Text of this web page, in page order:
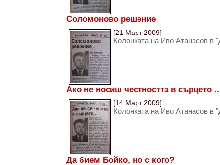
Соломоново решение
[21 Март 2009]
Колонката на Иво Атанасов в
Ако не носиш честността в сърцето
[14 Март 2009]
Колонката на Иво Атанасов в
Да бием Бойко, но с кого?